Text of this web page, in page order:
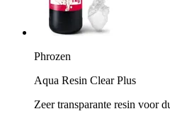
Phrozen
Aqua Resin Clear Plus
Zeer transparante resin voor